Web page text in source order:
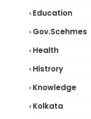
Education
Gov.scehmes
Health
Histrory
Knowledge
Kolkata